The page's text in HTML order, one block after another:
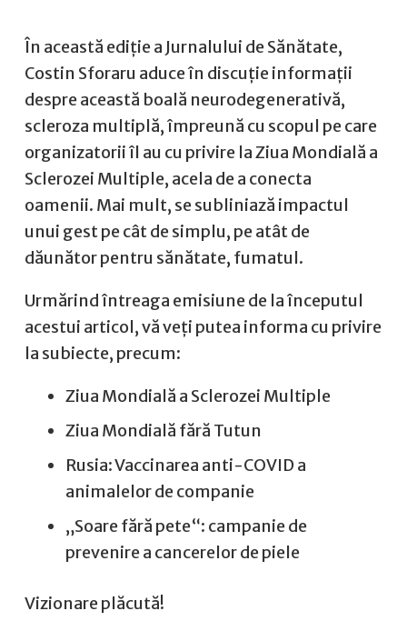
În această ediție a Jurnalului de Sănătate,
Costin Sforaru aduce în discuție informații
despre această boală neurodegenerativă,
scleroza multiplă, împreună cu scopul pe care
organizatorii îl au cu privire la Ziua Mondială a
Sclerozei Multiple, acela de a conecta
oamenii. Mai mult, se subliniază impactul
unui gest pe cât de simplu, pe atât de
dăunător pentru sănătate, fumatul.
Urmărind întreaga emisiune de la începutul
acestui articol, vă veți putea informa cu privire
la subiecte, precum:
Ziua Mondială a Sclerozei Multiple
Ziua Mondială fără Tutun
Rusia: Vaccinarea anti-COVID a
animalelor de companie
„Soare fără pete“: campanie de
prevenire a cancerelor de piele
Vizionare plăcută!